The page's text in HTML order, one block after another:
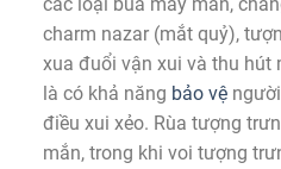
charm nazar (mắt quỷ),
xua đuổi vận xui và thu hút
là có khả năng bảo vệngười
điều xui xẻo. Rùa tượng
mắn, trong khi voi tượng